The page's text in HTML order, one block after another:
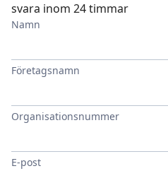
svara inom 24 timmar
Namn
Företagsnamn
Organisationsnummer
E-post